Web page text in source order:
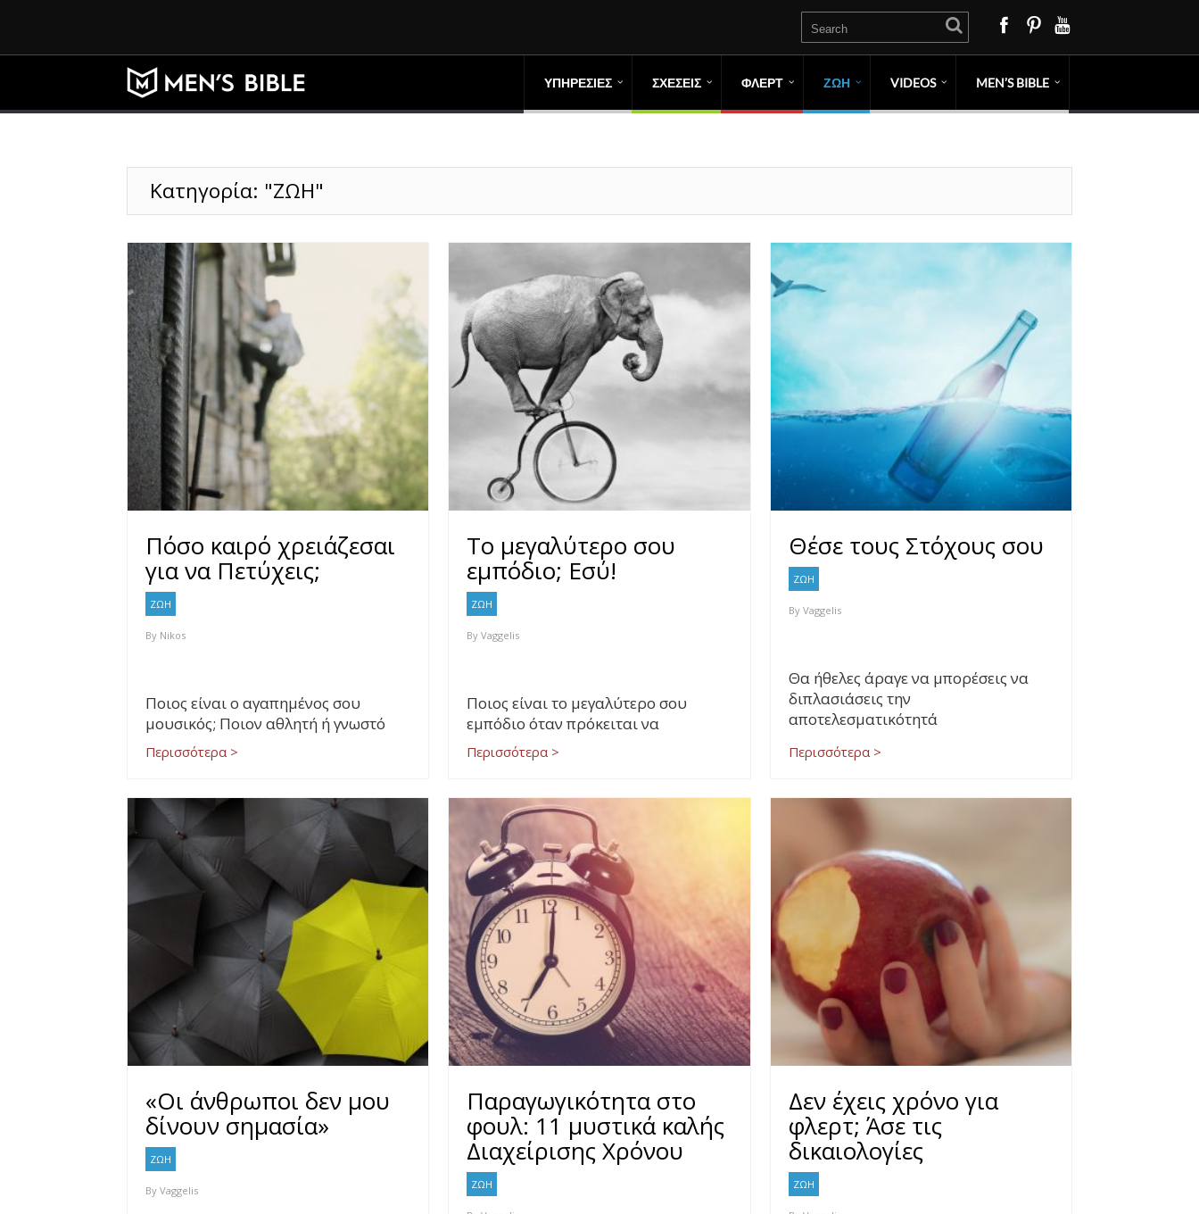
ΥΠΗΡΕΣΙΕΣ ΣΧΕΣΕΙΣ ΦΛΕΡΤ ΖΩΗ VIDEOS MEN’S BIBLE
Κατηγορία: "ΖΩΗ"
Πόσο καιρό χρειάζεσαι
για να Πετύχεις;
ΖΩΗ
By Nikos
Ποιος είναι ο αγαπημένος σου
μουσικός; Ποιον αθλητή ή γνωστό
Περισσότερα >
Το μεγαλύτερο σου
εμπόδιο; Εσύ!
ΖΩΗ
ByVaggelis
Ποιος είναι το μεγαλύτερο σου
εμπόδιο όταν πρόκειται να
Περισσότερα >
Θέσε τους Στόχους σου
ΖΩΗ
By Vaggelis
Θα ήθελες άραγε να μπορέσεις να
διπλασιάσεις την
αποτελεσματικότητά
Περισσότερα >
«Οι άνθρωποι δεν μου
δίνουν σημασία»
ΖΩΗ
By Vaggelis
Παραγωγικότητα στο
φουλ: 11 μυστικά καλής
Διαχείρισης Χρόνου
ΖΩΗ
Δεν έχεις χρόνο για
φλερτ; Άσε τις
δικαιολογίες
ΖΩΗ